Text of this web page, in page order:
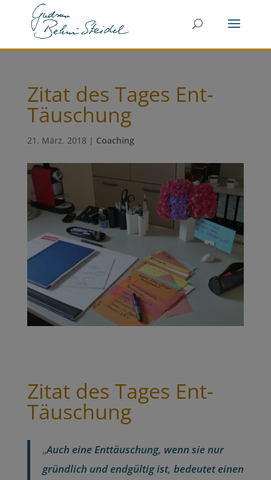
Zitat des Tages Ent-
Täuschung
21. März. 2018 | Coaching
Zitat des Tages Ent-
Täuschung
„Auch eine Enttäuschung, wenn sie nur
gründlich und endgültig ist, bedeutet einen